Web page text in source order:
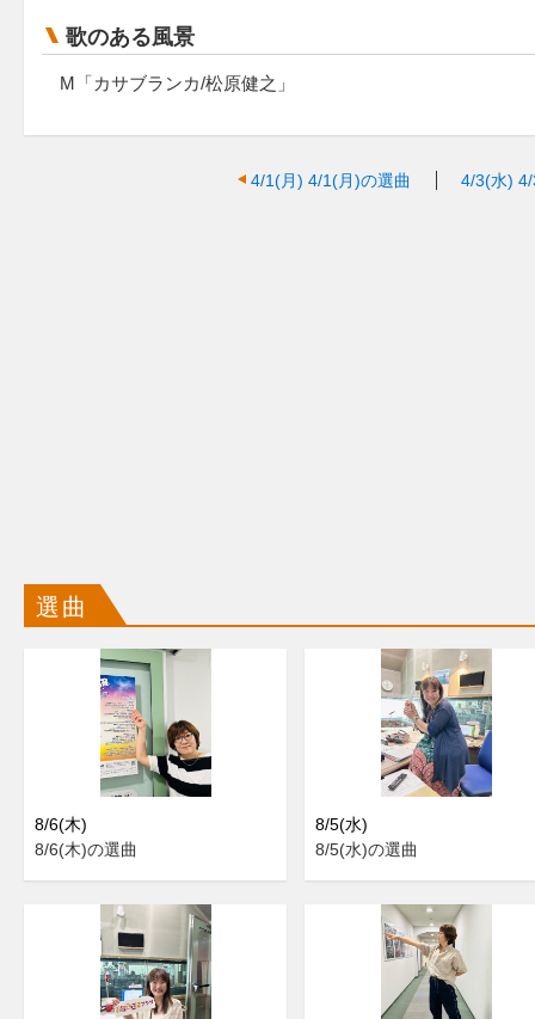
歌のある風景
M「カサブランカ/松原健之」
4/1(月) 4/1(月)の選曲 4/3(水)
選曲
8/6(木)
8/6(木)の選曲
8/5(水)
8/5(水)の選曲